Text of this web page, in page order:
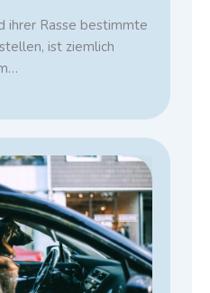
ihrer Rasse bestimmte
ist ziemlich